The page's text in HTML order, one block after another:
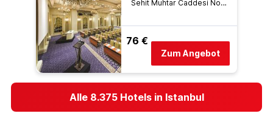
Sehit Muhtar Caddesi No:42, Istanbul, Türkei
76 €
Zum Angebot
Alle 8.375 Hotels in Istanbul